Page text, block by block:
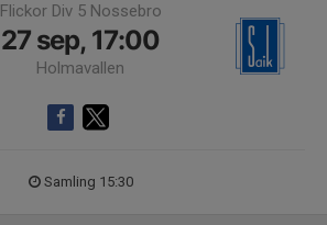
Flickor Div 5 Nossebro
27 sep, 17:00
Holmavallen
Samling 15:30